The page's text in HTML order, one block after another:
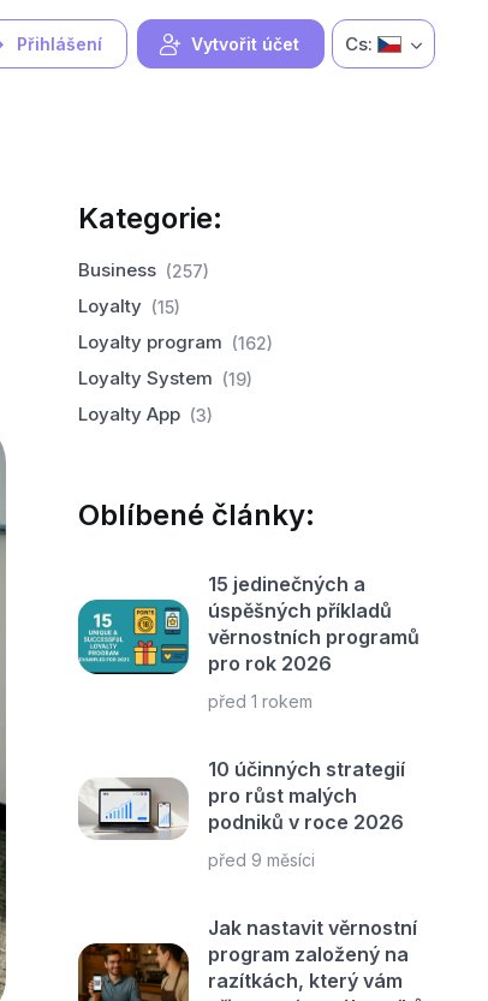
Přihlášení Vytvořit účet Cs:
Kategorie:
Business (257)
Loyalty (15)
Loyalty program (162)
Loyalty System (19)
Loyalty App (3)
Oblíbené články:
15 jedinečných a
úspěšných příkladů
věrnostních programů
pro rok 2026
před 1 rokem
10 účinných strategií
pro růst malých
podniků v roce 2026
před 9 měsíci
Jak nastavit věrnostní
program založený na
razítkách, který vám